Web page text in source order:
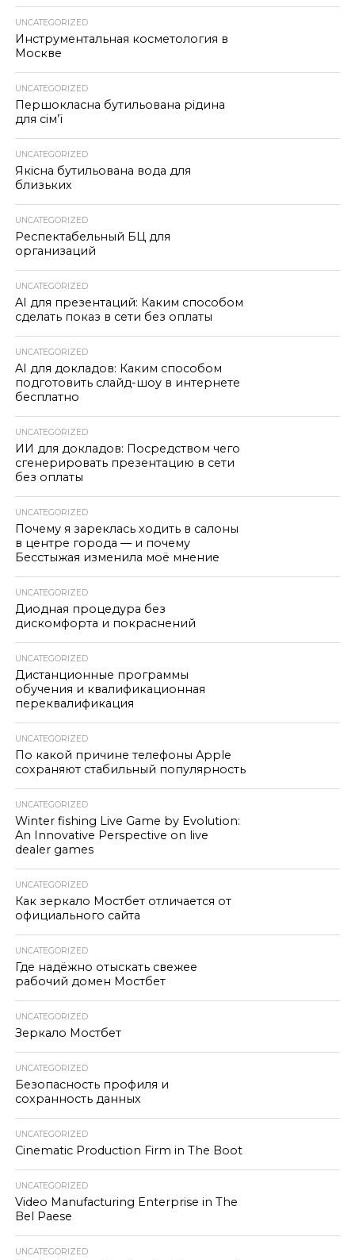
UNCATEGORIZED
Инструментальная косметология в
Москве
UNCATEGORIZED
Першокласна бутильована рідина
для сім’ї
UNCATEGORIZED
Якісна бутильована вода для
близьких
UNCATEGORIZED
Респектабельный БЦ для
организаций
UNCATEGORIZED
AI для презентаций: Каким способом
сделать показ в сети без оплаты
UNCATEGORIZED
AI для докладов: Каким способом
подготовить слайд-шоу в интернете
бесплатно
UNCATEGORIZED
ИИ для докладов: Посредством чего
сгенерировать презентацию в сети
без оплаты
UNCATEGORIZED
Почему я зареклась ходить в салоны
в центре города — и почему
Бесстыжая изменила моё мнение
UNCATEGORIZED
Диодная процедура без
дискомфорта и покраснений
UNCATEGORIZED
Дистанционные программы
обучения и квалификационная
переквалификация
UNCATEGORIZED
По какой причине телефоны Apple
сохраняют стабильный популярность
UNCATEGORIZED
Winter fishing Live Game by Evolution:
An Innovative Perspective on live
dealer games
UNCATEGORIZED
Как зеркало Мостбет отличается от
официального сайта
UNCATEGORIZED
Где надёжно отыскать свежее
рабочий домен Мостбет
UNCATEGORIZED
Зеркало Мостбет
UNCATEGORIZED
Безопасность профиля и
сохранность данных
UNCATEGORIZED
Cinematic Production Firm in The Boot
UNCATEGORIZED
Video Manufacturing Enterprise in The
Bel Paese
UNCATEGORIZED